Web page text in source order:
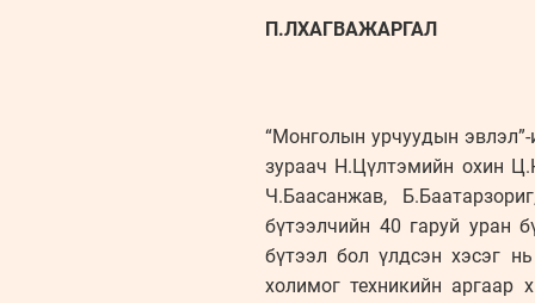
П.ЛХАГВАЖАРГАЛ
“Монголын урчуудын
зураач Н.Цүлтэмийн охин
Ч.Баасанжав,
бүтээлчийн 40 гаруй уран
бүтээл бол үлдсэн хэсэг
холимог техникийн аргаар